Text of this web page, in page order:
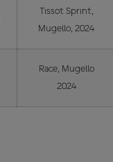
Tissot Sprint,
Mugello, 2024
Race, Mugello
2024